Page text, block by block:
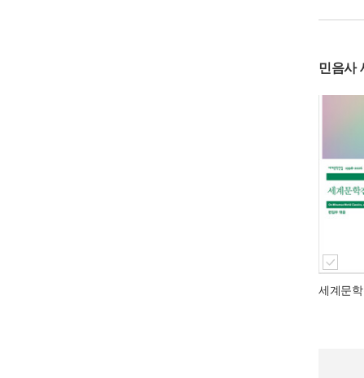
민음사
세계문